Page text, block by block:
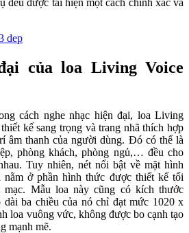
của loa Living Voice
cách nghe nhạc hiện đại, loa Living
kế sang trọng và trang nhã thích hợp
âm thanh của người dùng. Đó có thể là
phòng khách, phòng ngủ,… đều cho
Tuy nhiên, nét nổi bật về mặt hình
ở phần hình thức được thiết kế tối
Mẫu loa này cũng có kích thước
ba chiều của nó chỉ đạt mức 1020 x
loa vuông vức, không được bo cạnh tạo
mạnh mẽ.